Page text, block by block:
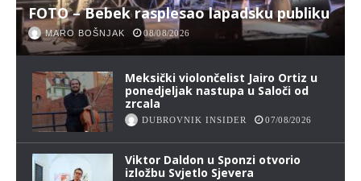
FOTO – Bebek rasplesao lapadsku publiku
MARO BOŠNJAK 08/08/2026
Meksički violončelist Jairo Ortiz u
ponedjeljak nastupa u Saloči od
zrcala
DUBROVNIK INSIDER 07/08/2026
Viktor Daldon u Sponzi otvorio
izložbu Svjetlo Sjevera